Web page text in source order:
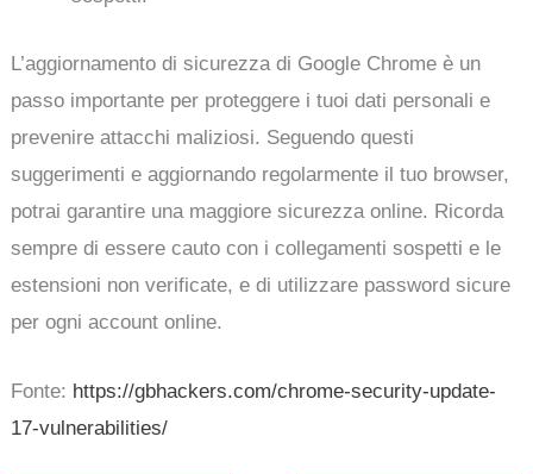
L’aggiornamento di sicurezza di Google Chrome è un
passo importante per proteggere i tuoi dati personali e
prevenire attacchi maliziosi. Seguendo questi
suggerimenti e aggiornando regolarmente il tuo browser,
potrai garantire una maggiore sicurezza online. Ricorda
sempre di essere cauto con i collegamenti sospetti e le
estensioni non verificate, e di utilizzare password sicure
per ogni account online.
Fonte: https://gbhackers.com/chrome-security-update-
17-vulnerabilities/